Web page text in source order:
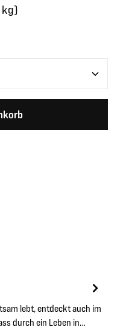
kg)
lebt, entdeckt auch im
durch ein Leben in…